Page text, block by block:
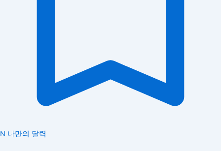
N 나만의 달력